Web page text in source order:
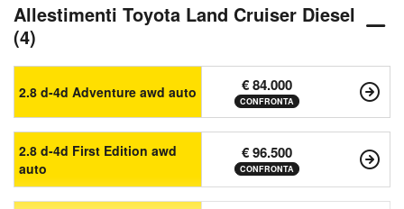
Allestimenti Toyota Land Cruiser Diesel
(4)
2.8 d-4d Adventure awd auto € 84.000
CONFRONTA
2.8 d-4d First Edition awd
auto
€ 96.500
CONFRONTA